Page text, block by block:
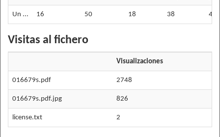
Un ... 16 50 18 38 40
Visitas al fichero
Visualizaciones
016679s.pdf 2748
016679s.pdf.jpg 826
license.txt 2